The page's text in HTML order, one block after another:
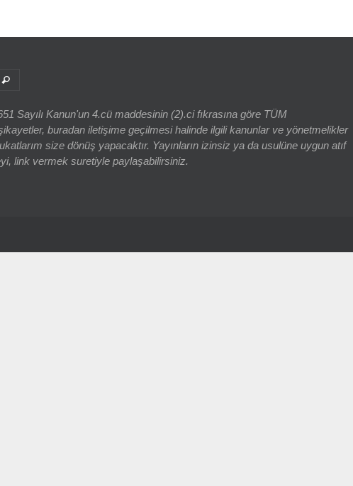
Ara
Sayılı Kanun'un 4.cü maddesinin (2).ci fıkrasına göre TÜM
buradan iletişime geçilmesi halinde ilgili kanunlar ve yönetmelikler
size dönüş yapacaktır. Yayınların izinsiz ya da usulüne uygun atıf
link vermek suretiyle paylaşabilirsiniz.